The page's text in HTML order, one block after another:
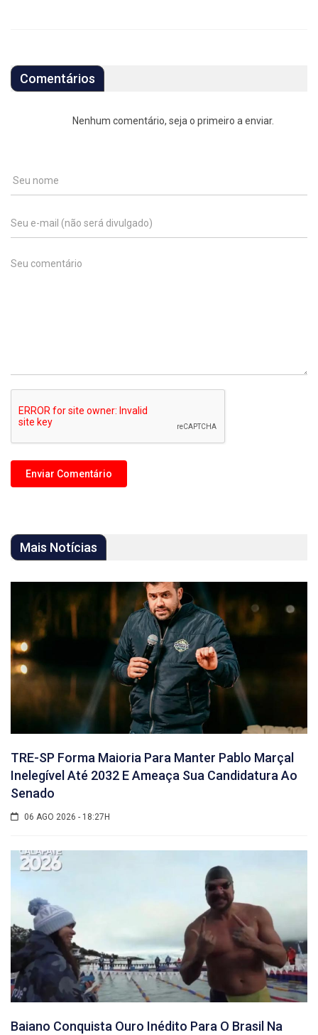
Comentários
Nenhum comentário, seja o primeiro a enviar.
Mais Notícias
TRE-SP Forma Maioria Para Manter Pablo Marçal
Inelegível Até 2032 E Ameaça Sua Candidatura Ao
Senado
06 AGO 2026 - 18:27H
Baiano Conquista Ouro Inédito Para O Brasil Na